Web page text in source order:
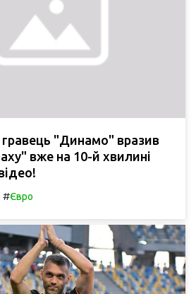
"Динамо" вразив
вже на 10-й хвилині
#Євро